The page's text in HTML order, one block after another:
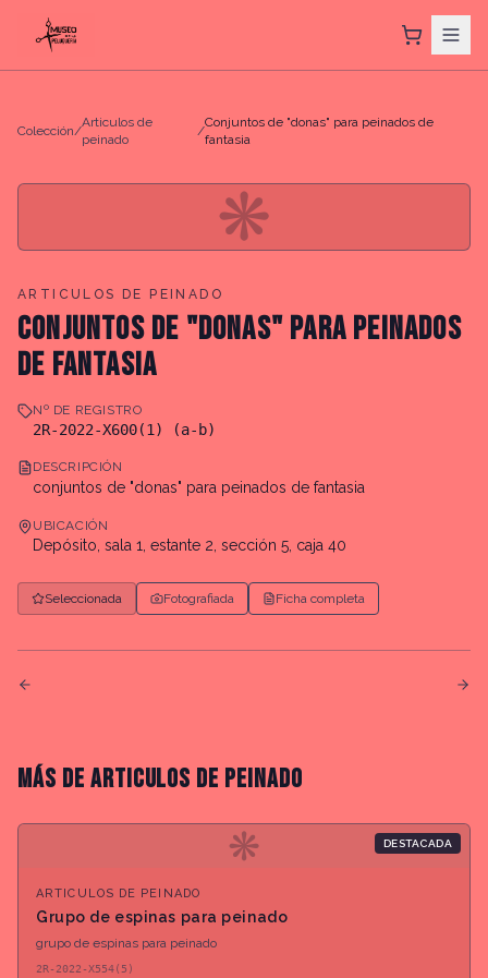
Colección/
Articulos de
peinado
/
Conjuntos de "donas" para peinados de
fantasia
❋
ARTICULOS DE PEINADO
CONJUNTOS DE "DONAS" PARA PEINADOS
DE FANTASIA
Nº DE REGISTRO
2R-2022-X600(1) (a-b)
DESCRIPCIÓN
conjuntos de "donas" para peinados de fantasia
UBICACIÓN
Depósito, sala 1, estante 2, sección 5, caja 40
Seleccionada Fotografiada Ficha completa
MÁS DE ARTICULOS DE PEINADO
❋ DESTACADA
ARTICULOS DE PEINADO
Grupo de espinas para peinado
grupo de espinas para peinado
2R-2022-X554(5)